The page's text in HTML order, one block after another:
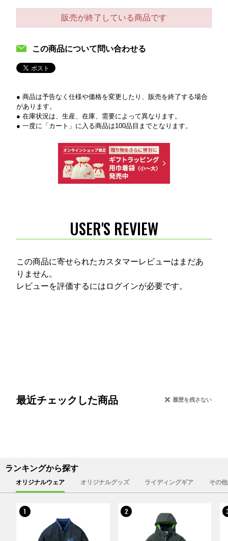
販売が終了している商品です
この商品について問い合わせる
● 商品は予告なく仕様や価格を変更したり、販売を終了する場合
があります。
● 在庫状況は、生産、在庫、需要によって異なります。
● 一度に「カート」に入る商品は100品目までとなります。
USER'S REVIEW
この商品に寄せられたカスタマーレビューはまだあ
りません。
レビューを評価するには ログインが必要です。
最近チェックした商品 履歴を残さない
ランキングから探す
オリジナルウェア オリジナルグッズ ライディングギア その
1 2